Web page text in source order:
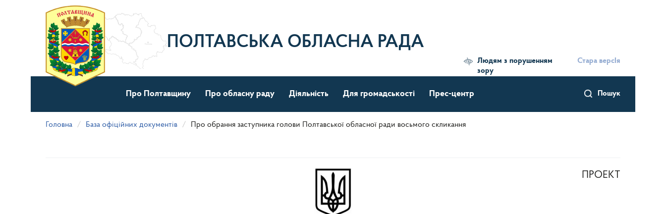
матеріалу
ПОЛТАВСЬКА ОБЛАСНА РАДА
Людям з порушенням
зору
Стара версІя
Пошук
Про Полтавщину Про обласну раду Діяльність Для громадськості Прес-центр
Головна База офіційних документів Про обрання заступника голови Полтавської обласної ради восьмого скликання
ПРОЕКТ